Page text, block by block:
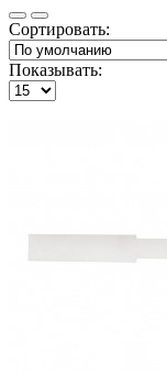
Сортировать:
Показывать: